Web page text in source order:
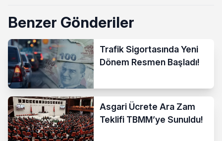
Benzer Gönderiler
Trafik Sigortasında Yeni
Dönem Resmen Başladı!
Asgari Ücrete Ara Zam
Teklifi TBMM’ye Sunuldu!